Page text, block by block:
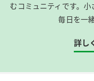
むコミュニティです。​
毎日を一
詳し